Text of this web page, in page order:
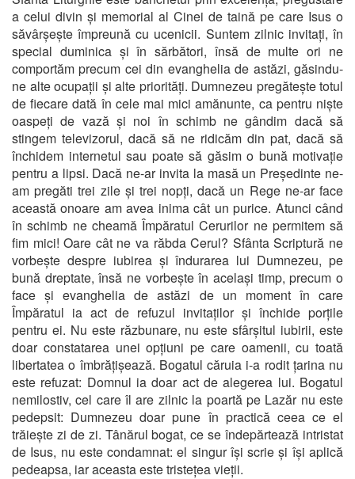
a celui divin și memorial al Cinei de taină pe care Isus o
săvârșește împreună cu ucenicii. Suntem zilnic invitați, în
special duminica și în sărbători, însă de multe ori ne
comportăm precum cei din evanghelia de astăzi, găsindu-
ne alte ocupații și alte priorități. Dumnezeu pregătește totul
de fiecare dată în cele mai mici amănunte, ca pentru niște
oaspeți de vază și noi în schimb ne gândim dacă să
stingem televizorul, dacă să ne ridicăm din pat, dacă să
închidem internetul sau poate să găsim o bună motivație
pentru a lipsi. Dacă ne-ar invita la masă un Președinte ne-
am pregăti trei zile și trei nopți, dacă un Rege ne-ar face
această onoare am avea inima cât un purice. Atunci când
în schimb ne cheamă Împăratul Cerurilor ne permitem să
fim mici! Oare cât ne va răbda Cerul? Sfânta Scriptură ne
vorbește despre iubirea și îndurarea lui Dumnezeu, pe
bună dreptate, însă ne vorbește în același timp, precum o
face și evanghelia de astăzi de un moment în care
Împăratul ia act de refuzul invitaților și închide porțile
pentru ei. Nu este răzbunare, nu este sfârșitul iubirii, este
doar constatarea unei opțiuni pe care oamenii, cu toată
libertatea o îmbrățișează. Bogatul căruia i-a rodit țarina nu
este refuzat: Domnul ia doar act de alegerea lui. Bogatul
nemilostiv, cel care îl are zilnic la poartă pe Lazăr nu este
pedepsit: Dumnezeu doar pune în practică ceea ce el
trăiește zi de zi. Tânărul bogat, ce se îndepărtează intristat
de Isus, nu este condamnat: el singur își scrie și își aplică
pedeapsa, iar aceasta este tristețea vieții.